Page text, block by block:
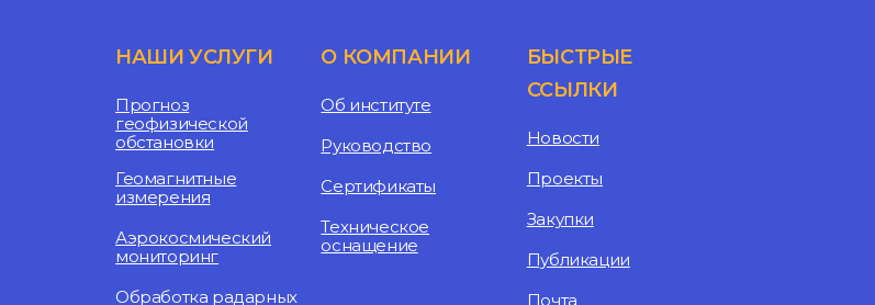
НАШИ УСЛУГИ
Прогноз
геофизической
обстановки
Геомагнитные
измерения
Аэрокосмический
мониторинг
Обработка радарных
О КОМПАНИИ
Об институте
Руководство
Сертификаты
Техническое
оснащение
БЫСТРЫЕ
ССЫЛКИ
Новости
Проекты
Закупки
Публикации
Почта